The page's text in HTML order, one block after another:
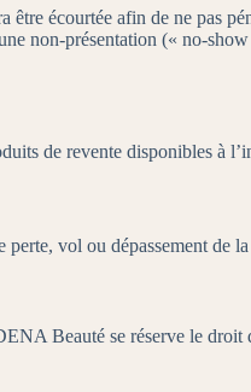
écourtée afin de ne pas
non-présentation (« no-
de revente disponibles à
vol ou dépassement de
Beauté se réserve le